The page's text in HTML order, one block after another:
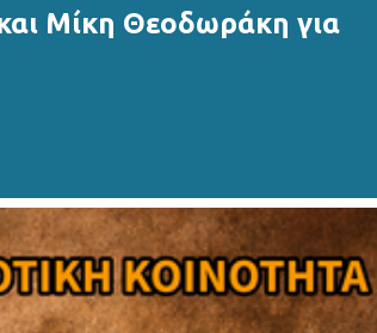
Μίκη Θεοδωράκη για